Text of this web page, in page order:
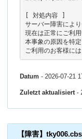
[ 対処内容 ]
サーバー障害によ
現在は正常にご利用
本事象の原因を特
ご利用のお客様に
Datum - 2026-07-21
Zuletzt aktualisiert-
【障害】